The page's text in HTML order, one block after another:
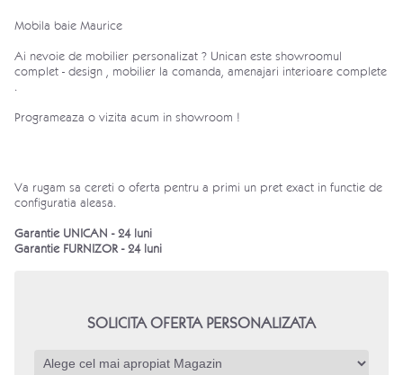
Mobila baie Maurice
Ai nevoie de mobilier personalizat ? Unican este showroomul
complet - design , mobilier la comanda, amenajari interioare complete
.
Programeaza o vizita acum in showroom !
Va rugam sa cereti o oferta pentru a primi un pret exact in functie de
configuratia aleasa.
Garantie UNICAN - 24 luni
Garantie FURNIZOR - 24 luni
SOLICITA OFERTA PERSONALIZATA